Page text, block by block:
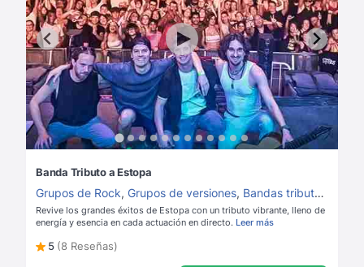
Banda Tributo a Estopa
Grupos de Rock, Grupos de versiones, Bandas tributo ,
Revive los grandes éxitos de Estopa con un tributo vibrante, lleno de
energía y esencia en cada actuación en directo. Leer más
5 (8 Reseñas)